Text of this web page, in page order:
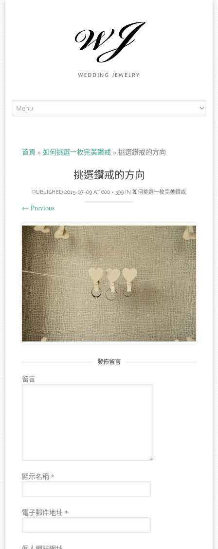
首頁 » 如何挑選一枚完美鑽戒 » 挑選鑽戒的方向
挑選鑽戒的方向
PUBLISHED 2015-07-09 AT 600 × 399 IN 如何挑選一枚完美鑽戒
← Previous
發佈留言
留言
顯示名稱 *
電子郵件地址 *